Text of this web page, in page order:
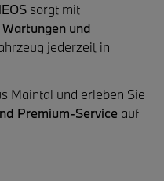
sorgt mit
und
jederzeit in
Maintal und erleben Sie
Premium-Service auf